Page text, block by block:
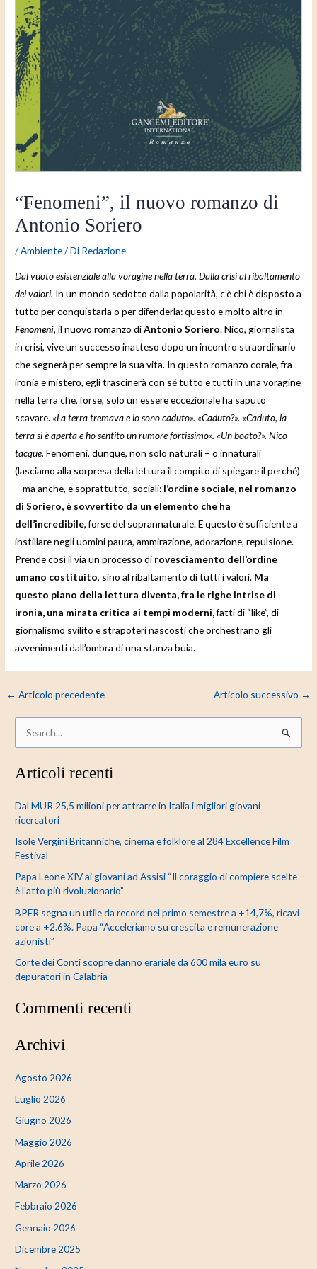
“Fenomeni”, il nuovo romanzo di
Antonio Soriero
/Ambiente/ Di Redazione
Dal vuoto esistenziale alla voragine nella terra. Dalla crisi al ribaltamento
dei valori. In un mondo sedotto dalla popolarità, c’è chi è disposto a
tutto per conquistarla o per difenderla: questo e molto altro in
Fenomeni, il nuovo romanzo diAntonio Soriero. Nico, giornalista
in crisi, vive un successo inatteso dopo un incontro straordinario
che segnerà per sempre la sua vita. In questo romanzo corale, fra
ironia e mistero, egli trascinerà con sé tutto e tutti in una voragine
nella terra che, forse, solo un essere eccezionale ha saputo
scavare. «La terra tremava e io sono caduto». «Caduto?». «Caduto, la
terra si è aperta e ho sentito un rumore fortissimo». «Un boato?». Nico
tacque. Fenomeni, dunque, non solo naturali – o innaturali
(lasciamo alla sorpresa della lettura il compito di spiegare il perché)
– ma anche, e soprattutto, sociali: l’ordine sociale, nel romanzo
di Soriero, è sovvertito da un elemento che ha
dell’incredibile, forse del soprannaturale. E questo è sufficiente a
instillare negli uomini paura, ammirazione, adorazione, repulsione.
Prende così il via un processo di rovesciamento dell’ordine
umano costituito, sino al ribaltamento di tutti i valori. Ma
questo piano della lettura diventa, fra le righe intrise di
ironia, una mirata critica ai tempi moderni,fatti di “like”, di
giornalismo svilito e strapoteri nascosti che orchestrano gli
avvenimenti dall’ombra di una stanza buia.
← Articolo precedente Articolo successivo →
r
a
Articoli recenti
Dal MUR 25,5 milioni per attrarre in Italia i migliori giovani
ricercatori
Isole Vergini Britanniche, cinema e folklore al 284 Excellence Film
Festival
Papa Leone XIV ai giovani ad Assisi “Il coraggio di compiere scelte
è l’atto più rivoluzionario”
BPER segna un utile da record nel primo semestre a +14,7%, ricavi
core a +2.6%. Papa “Acceleriamo su crescita e remunerazione
azionisti”
Corte dei Conti scopre danno erariale da 600 mila euro su
depuratori in Calabria
Commenti recenti
Archivi
Agosto 2026
Luglio 2026
Giugno 2026
Maggio 2026
Aprile 2026
Marzo 2026
Febbraio 2026
Gennaio 2026
Dicembre 2025